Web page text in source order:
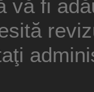
vă fi